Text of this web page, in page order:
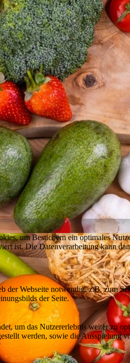
um Besuchern ein optimales
ist. Die Datenverarbeitung kann
der Webseite notwendig, z.B. zum
der Seite.
um das Nutzererlebnis weiter zu
werden, sowie die Ausspielung